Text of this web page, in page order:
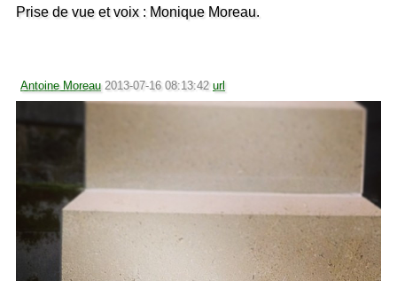
Prise de vue et voix : Monique Moreau.
Antoine Moreau 2013-07-16 08:13:42 url